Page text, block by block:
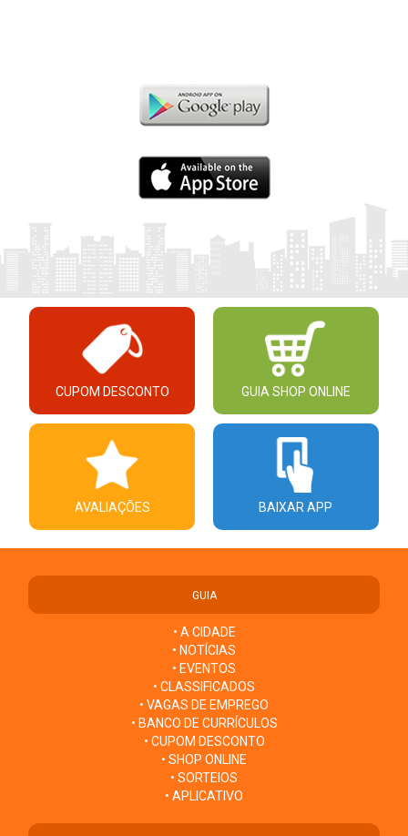
CUPOM DESCONTO GUIA SHOP ONLINE
AVALIAÇÕES BAIXAR APP
GUIA
• A CIDADE
• NOTÍCIAS
• EVENTOS
• CLASSIFICADOS
• VAGAS DE EMPREGO
• BANCO DE CURRÍCULOS
• CUPOM DESCONTO
• SHOP ONLINE
• SORTEIOS
• APLICATIVO